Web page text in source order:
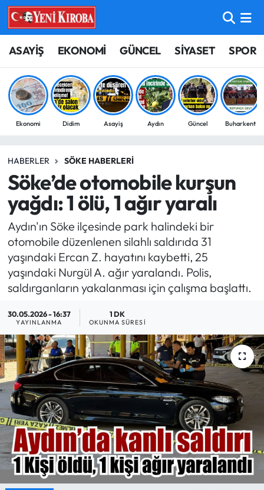
ASAYİŞ EKONOMİ GÜNCEL SİYASET SPOR
Ekonomi Didim Asayiş Aydın Güncel Buharkent
HABERLER SÖKE HABERLERI
Söke’de otomobile kurşun
yağdı: 1 ölü, 1 ağır yaralı
Aydın'ın Söke ilçesinde park halindeki bir
otomobile düzenlenen silahlı saldırıda 31
yaşındaki Ercan Z. hayatını kaybetti, 25
yaşındaki Nurgül A. ağır yaralandı. Polis,
saldırganların yakalanması için çalışma başlattı.
30.05.2026 - 16:37
YAYINLANMA
1 DK
OKUNMA SÜRESI
ASAYİŞ
BİLİM-TEKNOLOJİ
ÇEVRE
EĞİTİM
EKONOMİ
GÜNCEL
GÜNDEM
MAGAZİN
SAĞLIK
SİYASET
SPOR
TARIM
TURİZM
YAŞAM
Aydın Nöbetçi Eczaneler
Aydın Hava Durumu
Aydin Namaz Vakitleri
Süper Lig Puan Durumu ve Fikstür
Tüm Manşetler
Son Dakika Haberleri
Haber Arşivi